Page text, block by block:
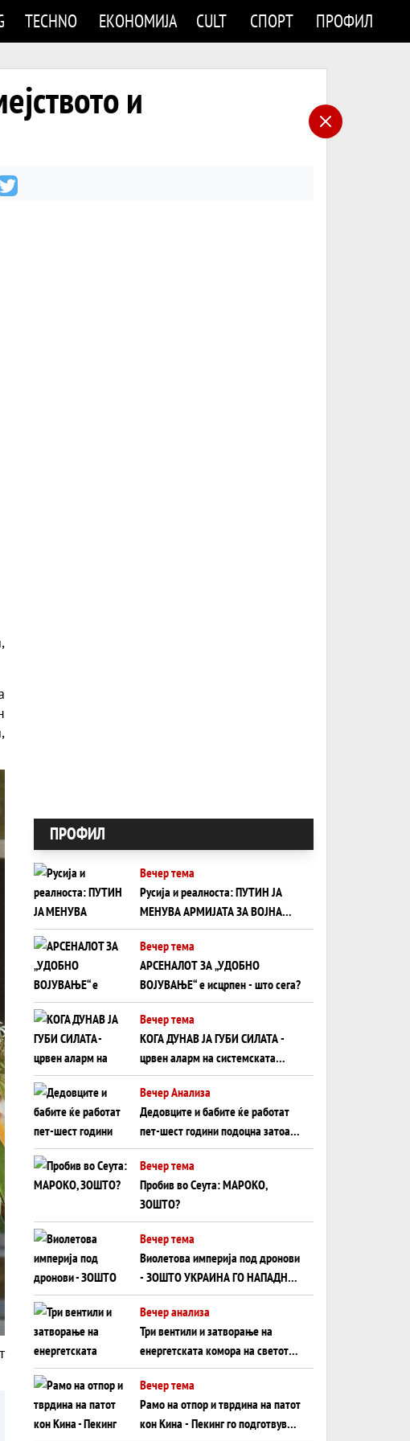
TECHNO ЕКОНОМИЈА CULT СПОРТ ПРОФИЛ
и
ПРОФИЛ
Вечер тема
Русија и реалноста: ПУТИН ЈА
МЕНУВА АРМИЈАТА ЗА ВОЈНА
ШТО ОСТАНУВА БЕЗ ФРОНТ
Вечер тема
АРСЕНАЛОТ ЗА „УДОБНО
ВОЈУВАЊЕ“ е исцрпен - што сега?
Вечер тема
КОГА ДУНАВ ЈА ГУБИ СИЛАТА -
црвен аларм на системската
плоча од јужна Германија до
Црното Море...
Вечер Анализа
Дедовците и бабите ќе работат
пет-шест години подоцна затоа
што НЕМААТ ВНУЦИ ДА ГИ
ЗАМЕНАТ
Вечер тема
Пробив во Сеута: МАРОКО,
ЗОШТО?
Вечер тема
Виолетова империја под дронови
- ЗОШТО УКРАИНА ГО НАПАДНА
РУСКИОТ WILDBERRIES
Вечер анализа
Три вентили и затворање на
енергетската комора на светот:
Нападот во Суец најавува
глобален енергетски инфаркт?
Вечер тема
Рамо на отпор и тврдина на патот
кон Кина - Пекинг го подготвува